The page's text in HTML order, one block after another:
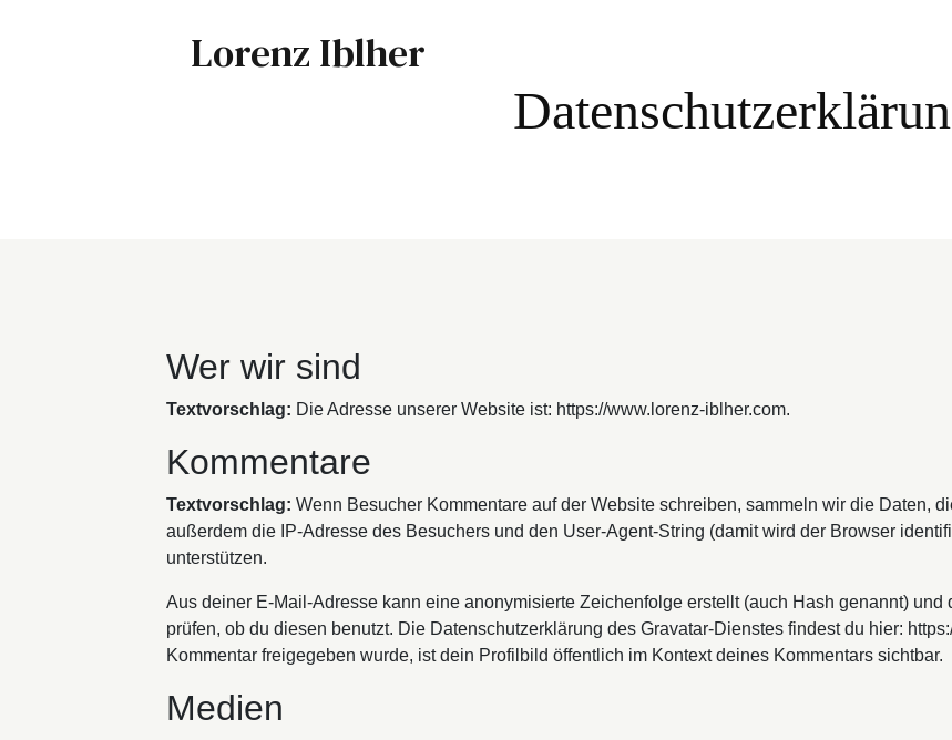
Lorenz Iblher
Wer wir sind
Textvorschlag: Die Adresse unserer Website ist: https://www.lorenz-iblher.com.
Kommentare
Textvorschlag: Wenn Besucher Kommentare auf der Website schreiben, sammeln wir die Daten,
außerdem die IP-Adresse des Besuchers und den User-Agent-String (damit wird der Browser
unterstützen.
Aus deiner E-Mail-Adresse kann eine anonymisierte Zeichenfolge erstellt (auch Hash genannt)
prüfen, ob du diesen benutzt. Die Datenschutzerklärung des Gravatar-Dienstes findest du hier:
Kommentar freigegeben wurde, ist dein Profilbild öffentlich im Kontext deines Kommentars sichtbar.
Medien